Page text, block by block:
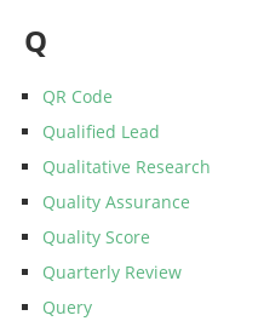
Q
QR Code
Qualified Lead
Qualitative Research
Quality Assurance
Quality Score
Quarterly Review
Query